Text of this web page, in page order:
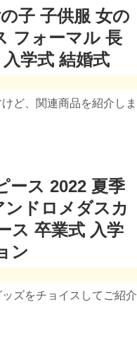
子 子供服 女の
フォーマル 長
学式 結婚式
ど、関連商品を紹介しま
ース 2022 夏季
ドロメダスカ
ス 卒業式 入学
ン
ズをチョイスしてご紹介